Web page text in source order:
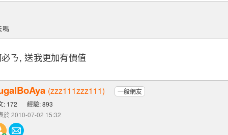
嗎
ㄋ, 送我更加有價值
(zzz111zzz111)
一般網友
: 172
經驗: 893
於 2010-07-02 15:32